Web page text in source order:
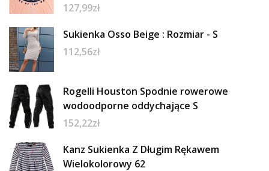
127,99zł
Sukienka Osso Beige : Rozmiar - S
112,56zł
Rogelli Houston Spodnie rowerowe
wodoodporne oddychające S
152,22zł
Kanz Sukienka Z Długim Rękawem
Wielokolorowy 62